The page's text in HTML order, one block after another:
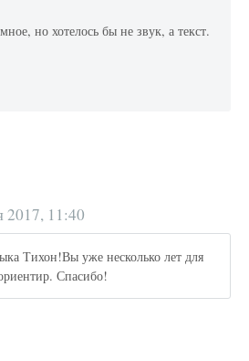
но хотелось бы не звук, а текст.
2017, 11:40
Тихон!Вы уже несколько лет для
Спасибо!